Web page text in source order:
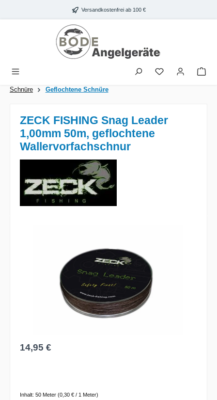
Zum Hauptinhalt springen Versandkostenfrei ab 100 €
Schnüre Geflochtene Schnüre
ZECK FISHING Snag Leader
1,00mm 50m, geflochtene
Wallervorfachschnur
Regulärer Preis:
14,95 €
Inhalt: 50 Meter (0,30 € / 1 Meter)